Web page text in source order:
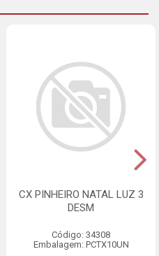
CX PINHEIRO NATAL LUZ 3
DESM
Código: 34308
Embalagem: PCTX10UN